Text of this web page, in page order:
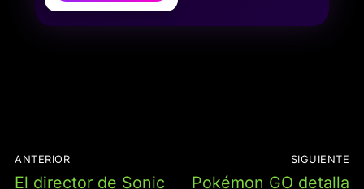
EVENTOS FAMILIARES
LÍNEA SUELTA QUE
DE
ANTERIOR
Entrada
El director de Sonic
SIGUIENTE
Entrada
Pokémon GO detalla